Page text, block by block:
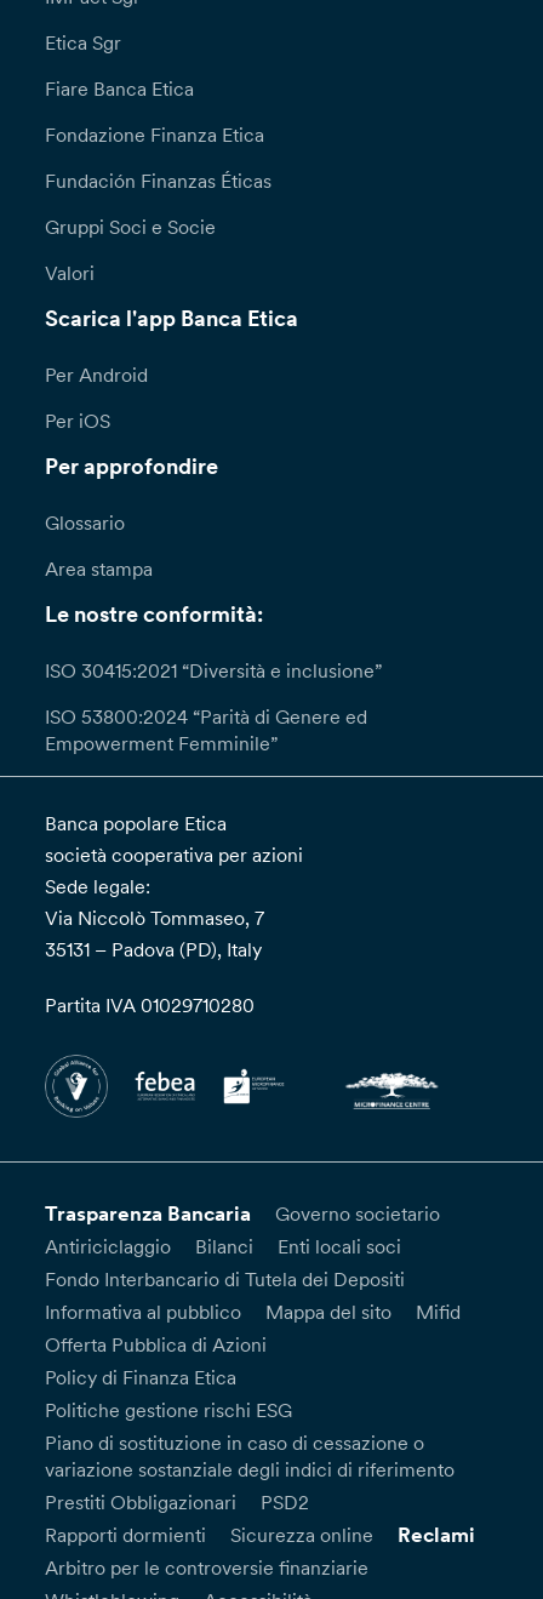
Etica Sgr
Fiare Banca Etica
Fondazione Finanza Etica
Fundación Finanzas Éticas
Gruppi Soci e Socie
Valori
Scarica l'app Banca Etica
Per Android
Per iOS
Per approfondire
Glossario
Area stampa
Le nostre conformità:
ISO 30415:2021 “Diversità e inclusione”
ISO 53800:2024 “Parità di Genere ed
Empowerment Femminile”
Banca popolare Etica
società cooperativa per azioni
Sede legale:
Via Niccolò Tommaseo, 7
35131 – Padova (PD), Italy
Partita IVA 01029710280
Trasparenza Bancaria
Governo societario
Antiriciclaggio
Bilanci
Enti locali soci
Fondo Interbancario di Tutela dei Depositi
Informativa al pubblico
Mappa del sito
Mifid
Offerta Pubblica di Azioni
Policy di Finanza Etica
Politiche gestione rischi ESG
Piano di sostituzione in caso di cessazione o
variazione sostanziale degli indici di riferimento
Prestiti Obbligazionari
PSD2
Rapporti dormienti
Sicurezza online Reclami
Arbitro per le controversie finanziarie